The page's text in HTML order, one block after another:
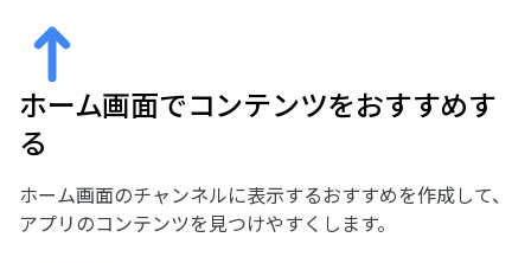
ホーム画面でコンテンツをおすすめす
る
ホーム画面のチャンネルに表示するおすすめを作成して、
アプリのコンテンツを見つけやすくします。